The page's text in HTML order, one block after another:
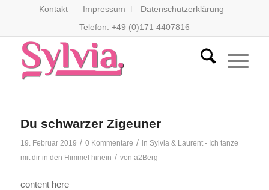
Kontakt Impressum
Datenschutzerklärung
Telefon: +49 (0)171 4407816
Du schwarzer Zigeuner
19. Februar 2019 / 0 Kommentare / in Sylvia & Laurent - Ich tanze
mit dir in den Himmel hinein / von a2Berg
content here